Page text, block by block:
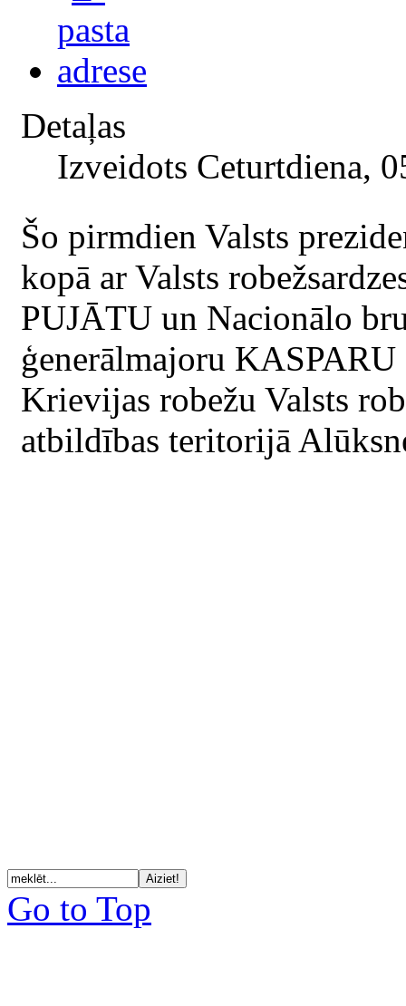
Detaļas
Izveidots Ceturtdiena,
Šo pirmdien Valsts
kopā ar Valsts
PUJĀTU un Nacionālo
ģenerālmajoru
Krievijas robežu Valsts
atbildības teritorijā
Go to Top